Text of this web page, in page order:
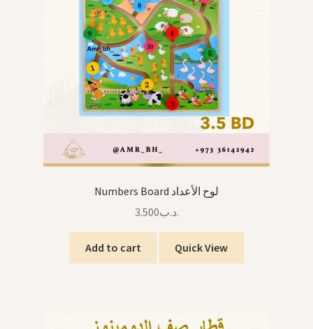
Numbers Board لوح الأعداد
.د.ب3.500
Add to cart Quick View